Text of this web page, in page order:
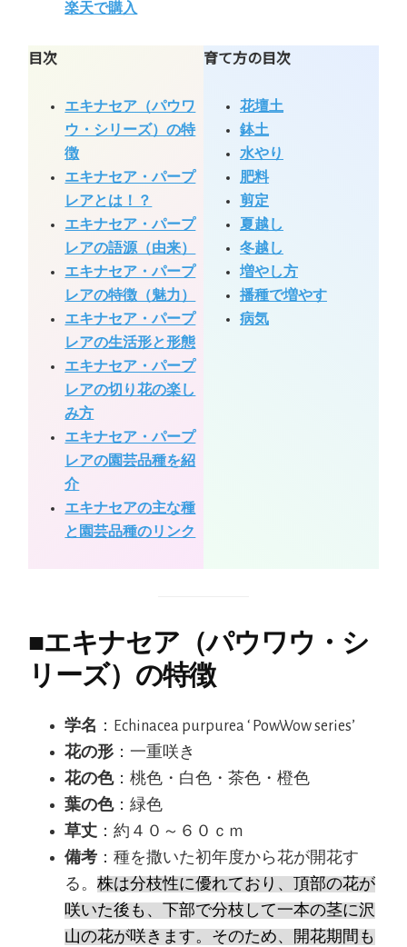
楽天で購入
目次
エキナセア（パウワ
ウ・シリーズ）の特
徴
エキナセア・パープ
レアとは！？
エキナセア・パープ
レアの語源（由来）
エキナセア・パープ
レアの特徴（魅力）
エキナセア・パープ
レアの生活形と形態
エキナセア・パープ
レアの切り花の楽し
み方
エキナセア・パープ
レアの園芸品種を紹
介
エキナセアの主な種
と園芸品種のリンク
育て方の目次
花壇土
鉢土
水やり
肥料
剪定
夏越し
冬越し
増やし方
播種で増やす
病気
■エキナセア（パウワウ・シ
リーズ）の特徴
学名 ：Echinacea purpurea ‘ PowWow series’
花の形 ：一重咲き
花の色：桃色・白色・茶色・橙色
葉の色：緑色
草丈 ：約４０～６０ｃｍ
備考 ：種を撒いた初年度から花が開花す
る。株は分枝性に優れており、頂部の花が
咲いた後も、下部で分枝して一本の茎に沢
山の花が咲きます。そのため、開花期間も